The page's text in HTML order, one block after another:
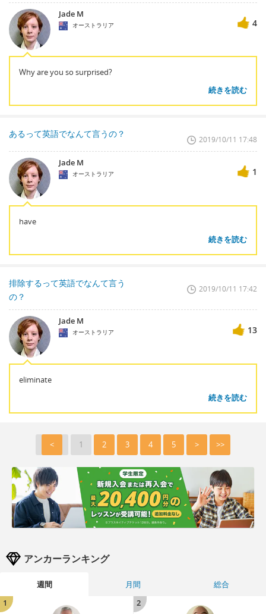
Jade M
オーストラリア 4
Why are you so surprised?
続きを読む
あるって英語でなんて言うの？
2019/10/11 17:48
Jade M
オーストラリア 1
have
続きを読む
排除するって英語でなんて言う
の？
2019/10/11 17:42
Jade M
オーストラリア 13
eliminate
続きを読む
< 1 2 3 4 5 > >>
アンカーランキング
週間 月間
総合
1
2